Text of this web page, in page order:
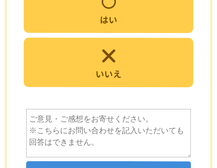
はい
いいえ